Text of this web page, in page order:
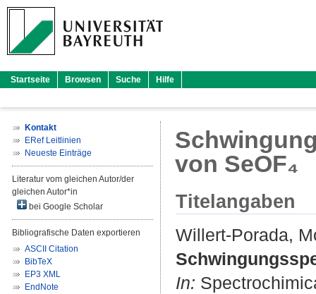
Startseite Browsen Suche Hilfe
Kontakt
ERef Leitlinien
Neueste Einträge
Literatur vom gleichen Autor/der
gleichen Autor*in
bei Google Scholar
Bibliografische Daten exportieren
ASCII Citation
BibTeX
EP3 XML
EndNote
von SeOF₄
Titelangaben
Willert-Porada,
In: